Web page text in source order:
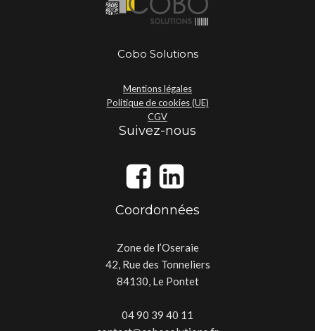
Cobo Solutions
Mentions légales
Politique de cookies (UE)
CGV
Suivez-nous
Coordonnées
Zone de l’Oseraie
42, Rue des Tonneliers
84130, Le Pontet
04 90 39 40 11